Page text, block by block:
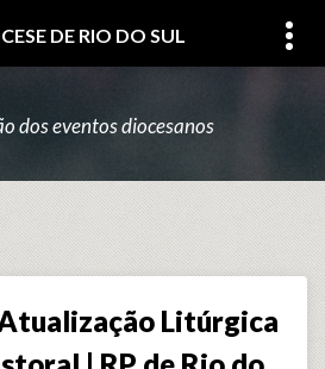
DE RIO DO SUL
dos eventos diocesanos
Litúrgica